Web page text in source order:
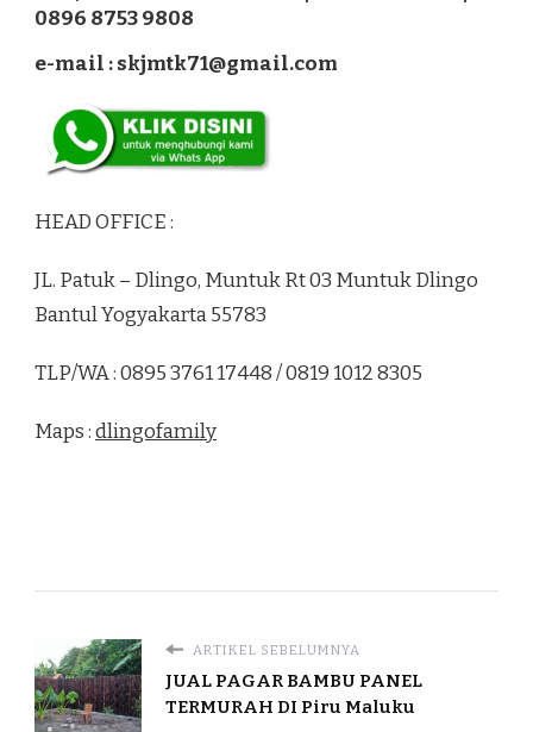
0896 8753 9808
e-mail : skjmtk71@gmail.com
HEAD OFFICE :
JL. Patuk – Dlingo, Muntuk Rt 03 Muntuk Dlingo
Bantul Yogyakarta 55783
TLP/WA : 0895 3761 17448 / 0819 1012 8305
Maps :dlingofamily
ARTIKEL SEBELUMNYA
JUAL PAGAR BAMBU PANEL
TERMURAH DI Piru Maluku